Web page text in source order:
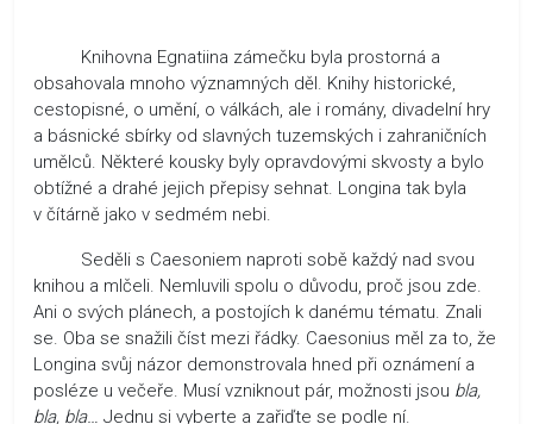
Knihovna Egnatiina zámečku byla prostorná a
obsahovala mnoho významných děl. Knihy historické,
cestopisné, o umění, o válkách, ale i romány, divadelní hry
a básnické sbírky od slavných tuzemských i zahraničních
umělců. Některé kousky byly opravdovými skvosty a bylo
obtížné a drahé jejich přepisy sehnat. Longina tak byla
v čítárně jako v sedmém nebi.
Seděli s Caesoniem naproti sobě každý nad svou
knihou a mlčeli. Nemluvili spolu o důvodu, proč jsou zde.
Ani o svých plánech, a postojích k danému tématu. Znali
se. Oba se snažili číst mezi řádky. Caesonius měl za to, že
Longina svůj názor demonstrovala hned při oznámení a
posléze u večeře. Musí vzniknout pár, možnosti jsou bla,
bla, bla… Jednu si vyberte a zařiďte se podle ní.